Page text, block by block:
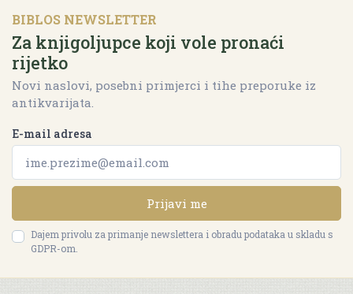
BIBLOS NEWSLETTER
Za knjigoljupce koji vole pronaći
rijetko
Novi naslovi, posebni primjerci i tihe preporuke iz
antikvarijata.
E-mail adresa
Prijavi me
Dajem privolu za primanje newslettera i obradu podataka u skladu s
GDPR-om.